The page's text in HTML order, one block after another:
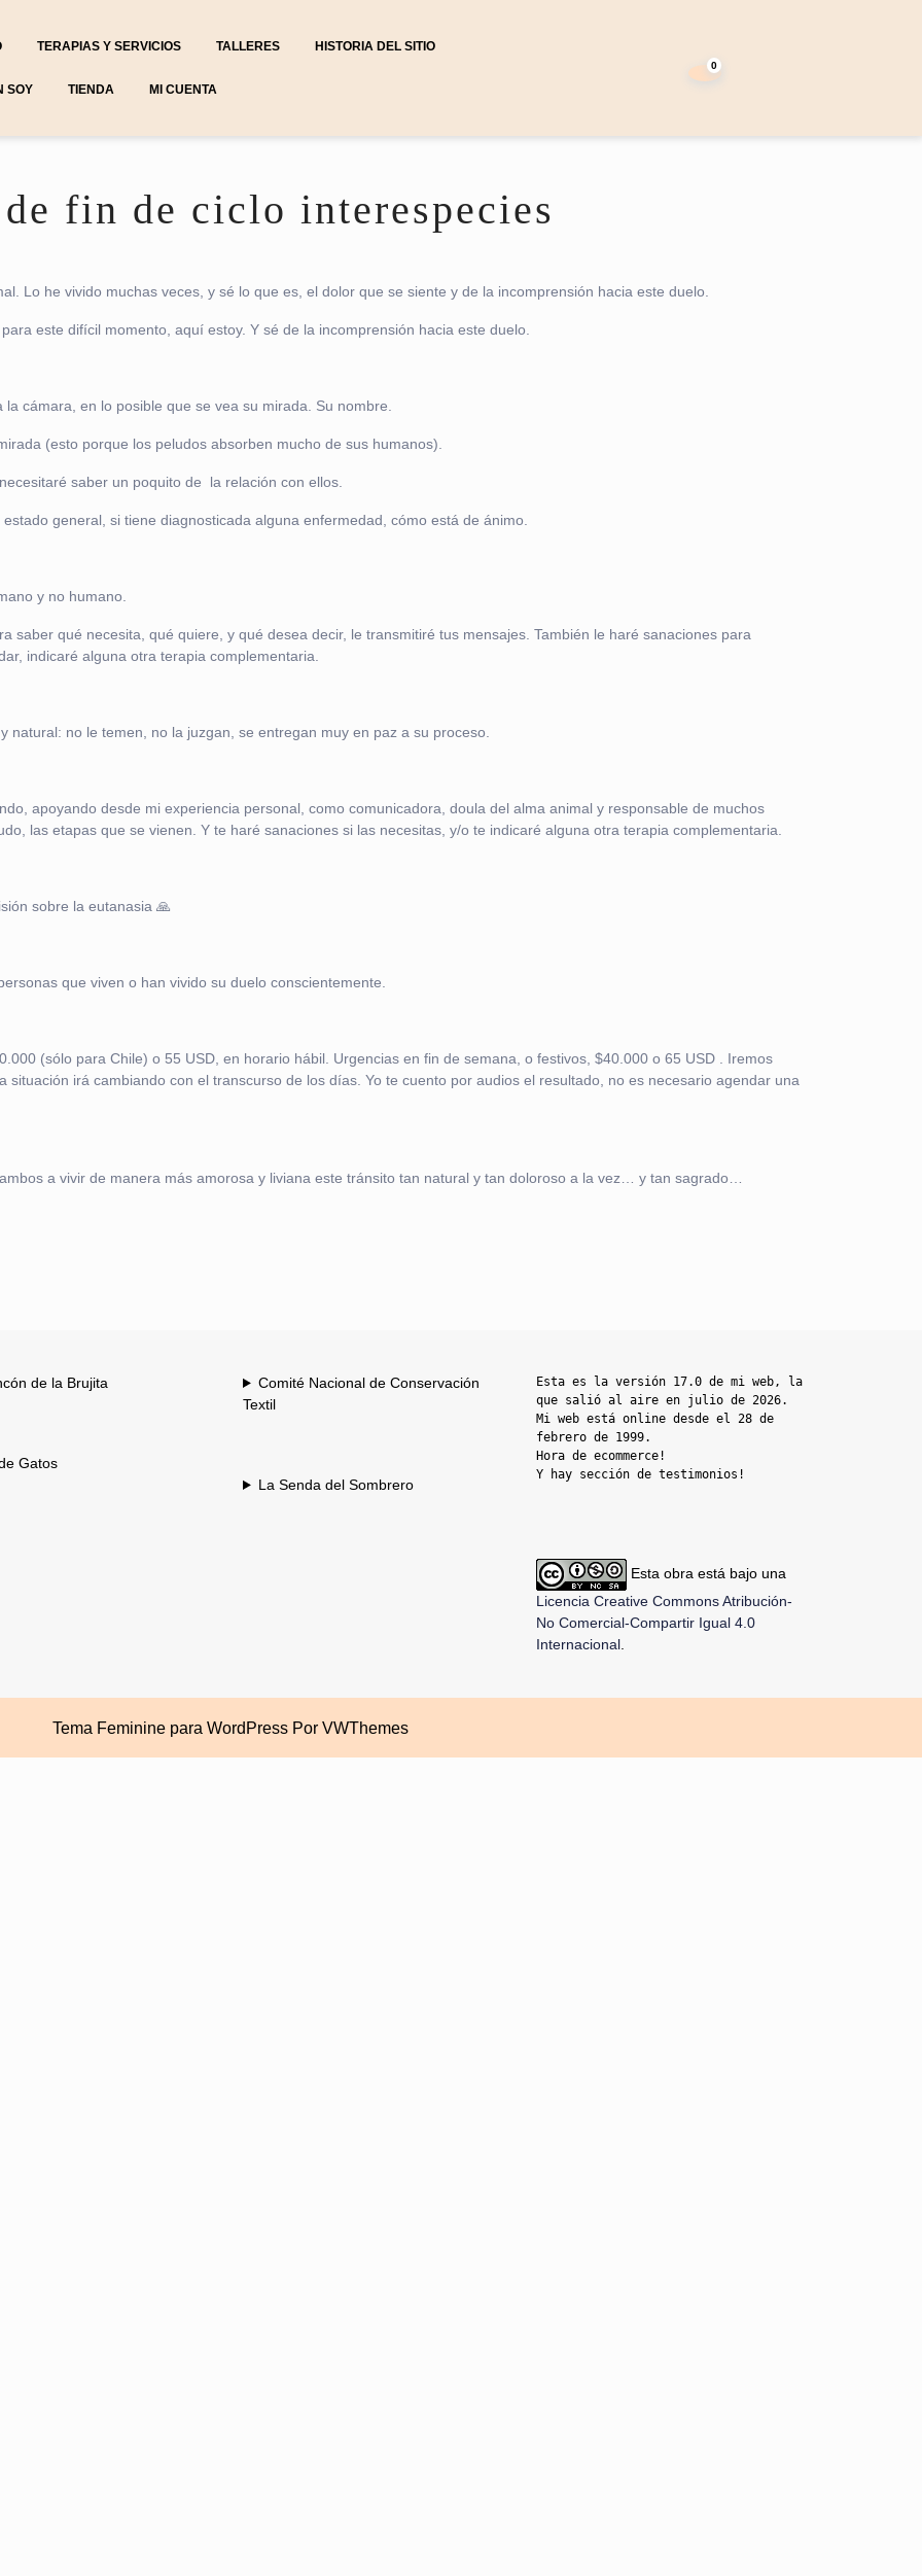
TERAPIAS Y SERVICIOS TALLERES HISTORIA DEL SITIO
SOY TIENDA MI CUENTA
de
0
fin de ciclo interespecies
Lo he vivido muchas veces, y sé lo que es, el dolor que se siente y de la incomprensión hacia este duelo.
este difícil momento, aquí estoy. Y sé de la incomprensión hacia este duelo.
cámara, en lo posible que se vea su mirada. Su nombre.
(esto porque los peludos absorben mucho de sus humanos).
saber un poquito de la relación con ellos.
general, si tiene diagnosticada alguna enfermedad, cómo está de ánimo.
y no humano.
saber qué necesita, qué quiere, y qué desea decir, le transmitiré tus mensajes. También le haré sanaciones para
indicaré alguna otra terapia complementaria.
no le temen, no la juzgan, se entregan muy en paz a su proceso.
apoyando desde mi experiencia personal, como comunicadora, doula del alma animal y responsable de muchos
las etapas que se vienen. Y te haré sanaciones si las necesitas, y/o te indicaré alguna otra terapia complementaria.
sobre la eutanasia 🙏
que viven o han vivido su duelo conscientemente.
(sólo para Chile) o 55 USD, en horario hábil. Urgencias en fin de semana, o festivos, $40.000 o 65 USD . Iremos
irá cambiando con el transcurso de los días. Yo te cuento por audios el resultado, no es necesario agendar una
a vivir de manera más amorosa y liviana este tránsito tan natural y tan doloroso a la vez… y tan sagrado…
de la Brujita
Gatos
Comité Nacional de Conservación
Textil
La Senda del Sombrero
Esta es la versión 17.0 de mi web, la
que salió al aire en julio de 2026.
Mi web está online desde el 28 de
febrero de 1999.
Hora de ecommerce!
Y hay sección de testimonios!
Esta obra está bajo una
Licencia Creative Commons Atribución-
No Comercial-Compartir Igual 4.0
Internacional
Tema Feminine para WordPress Por VWThemes